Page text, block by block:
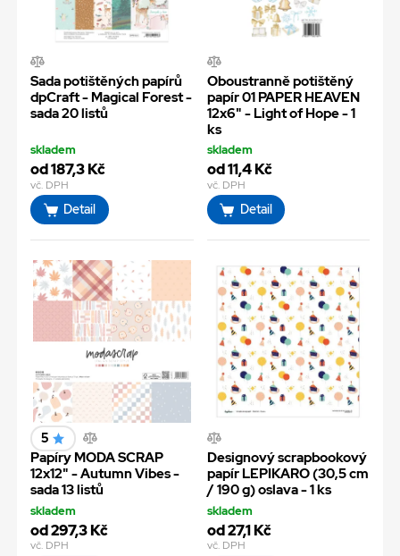
Sada potištěných papírů
dpCraft - Magical Forest -
sada 20 listů
skladem
od 187,3 Kč
vč. DPH
Detail
Oboustranně potištěný
papír 01 PAPER HEAVEN
12x6" - Light of Hope - 1
ks
skladem
od 11,4 Kč
vč. DPH
Detail
5
Papíry MODA SCRAP
12x12" - Autumn Vibes -
sada 13 listů
skladem
od 297,3 Kč
vč. DPH
Designový scrapbookový
papír LEPIKARO (30,5 cm
/ 190 g) oslava - 1 ks
skladem
od 27,1 Kč
vč. DPH